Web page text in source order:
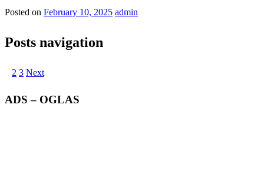
Posted on February 10, 2025 admin
Posts navigation
2 3 Next
ADS – OGLAS